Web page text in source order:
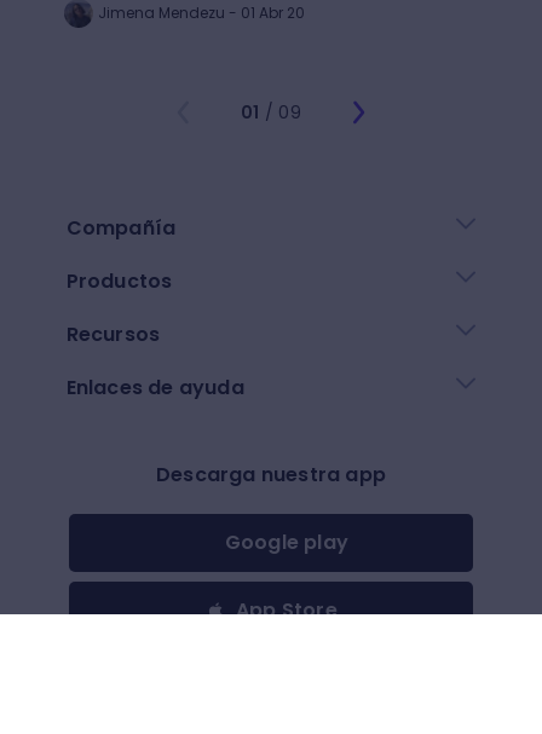
Jimena Mendezu - 01 Abr 20
01 / 09
Compañía
Productos
Recursos
Enlaces de ayuda
Descarga nuestra app
Google play
App Store